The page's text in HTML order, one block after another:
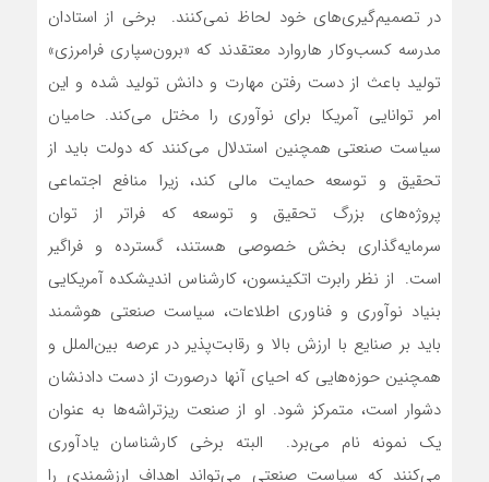
در تصمیم‌گیری‌‌‌های خود لحاظ نمی‌‌‌کنند. برخی از استادان
مدرسه کسب‌وکار هاروارد معتقدند که «برون‌سپاری فرامرزی»
تولید باعث از دست رفتن مهارت و دانش تولید شده و این
امر توانایی آمریکا برای نوآوری را مختل می‌کند. حامیان
سیاست صنعتی همچنین استدلال می‌کنند که دولت باید از
تحقیق و توسعه حمایت مالی کند، زیرا منافع اجتماعی
پروژه‌‌‌های بزرگ تحقیق و توسعه که فراتر از توان
سرمایه‌گذاری بخش خصوصی هستند، گسترده و فراگیر
است. از نظر رابرت اتکینسون، کارشناس اندیشکده آمریکایی
بنیاد نوآوری و فناوری اطلاعات، سیاست صنعتی هوشمند
باید بر صنایع با ارزش بالا و رقابت‌‌‌پذیر در عرصه بین‌الملل و
همچنین حوزه‌‌‌هایی که احیای آنها درصورت از دست دادنشان
دشوار است، متمرکز شود. او از صنعت ریزتراشه‌‌‌ها به عنوان
یک نمونه نام می‌‌‌برد. البته برخی کارشناسان یادآوری
می‌کنند که سیاست صنعتی می‌‌‌تواند اهداف ارزشمندی را